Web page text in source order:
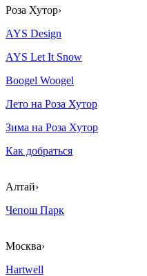
Роза Хутор›
AYS Design
AYS Let It Snow
Boogel Woogel
Лето на Роза Хутор
Зима на Роза Хутор
Как добраться
Алтай›
Чепош Парк
Москва›
Hartwell